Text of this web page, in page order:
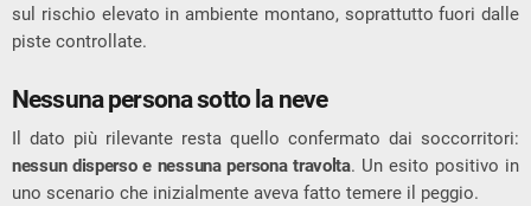
sul rischio elevato in ambiente montano, soprattutto fuori dalle
piste controllate.
Nessuna persona sotto la neve
Il dato più rilevante resta quello confermato dai soccorritori:
nessun disperso e nessuna persona travolta. Un esito positivo in
uno scenario che inizialmente aveva fatto temere il peggio.